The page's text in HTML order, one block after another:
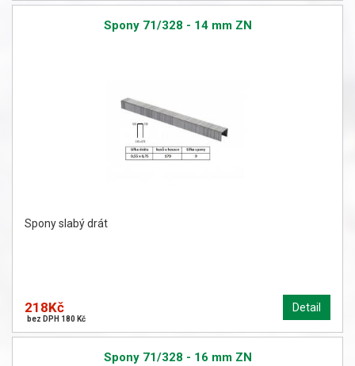
Spony 71/328 - 14 mm ZN
Spony slabý drát
Detail
218Kč
bez DPH 180 Kč
Spony 71/328 - 16 mm ZN